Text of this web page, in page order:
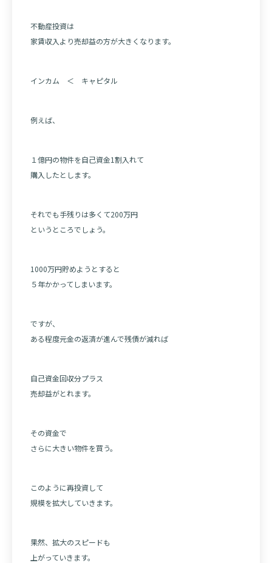
不動産投資は
家賃収入より売却益の方が大きくなります。
インカム ＜ キャピタル
例えば、
１億円の物件を自己資金1割入れて
購入したとします。
それでも手残りは多くて200万円
というところでしょう。
1000万円貯めようとすると
５年かかってしまいます。
ですが、
ある程度元金の返済が進んで残債が減れば
自己資金回収分プラス
売却益がとれます。
その資金で
さらに大きい物件を買う。
このように再投資して
規模を拡大していきます。
果然、拡大のスピードも
上がっていきます。